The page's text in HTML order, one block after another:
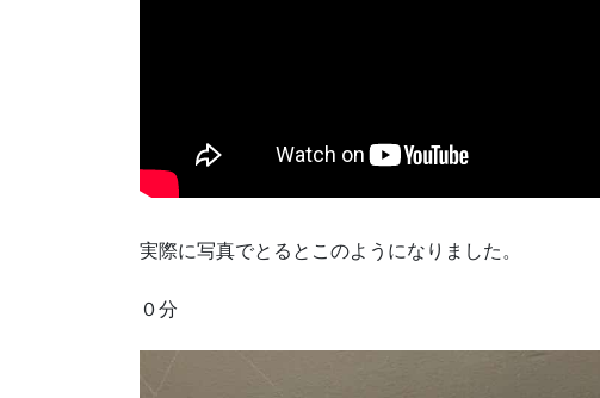
実際に写真でとるとこのようになりました。
０分